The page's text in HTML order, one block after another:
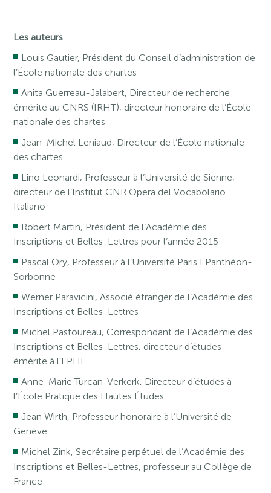
Les auteurs
Louis Gautier, Président du Conseil d’administration de
l’École nationale des chartes
Anita Guerreau-Jalabert, Directeur de recherche
émérite au CNRS (IRHT), directeur honoraire de l’École
nationale des chartes
Jean-Michel Leniaud, Directeur de l’École nationale
des chartes
Lino Leonardi, Professeur à l’Université de Sienne,
directeur de l’Institut CNR Opera del Vocabolario
Italiano
Robert Martin, Président de l’Académie des
Inscriptions et Belles-Lettres pour l’année 2015
Pascal Ory, Professeur à l’Université Paris I Panthéon-
Sorbonne
Werner Paravicini, Associé étranger de l’Académie des
Inscriptions et Belles-Lettres
Michel Pastoureau, Correspondant de l’Académie des
Inscriptions et Belles-Lettres, directeur d’études
émérite à l’EPHE
Anne-Marie Turcan-Verkerk, Directeur d’études à
l’École Pratique des Hautes Études
Jean Wirth, Professeur honoraire à l’Université de
Genève
Michel Zink, Secrétaire perpétuel de l’Académie des
Inscriptions et Belles-Lettres, professeur au Collège de
France